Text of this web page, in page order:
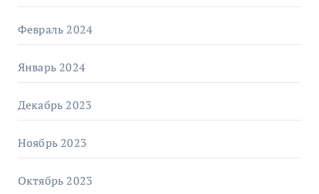
Февраль 2024
Январь 2024
Декабрь 2023
Ноябрь 2023
Октябрь 2023